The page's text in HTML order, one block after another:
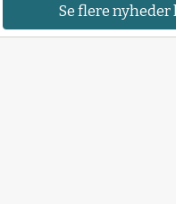
Se flere nyheder